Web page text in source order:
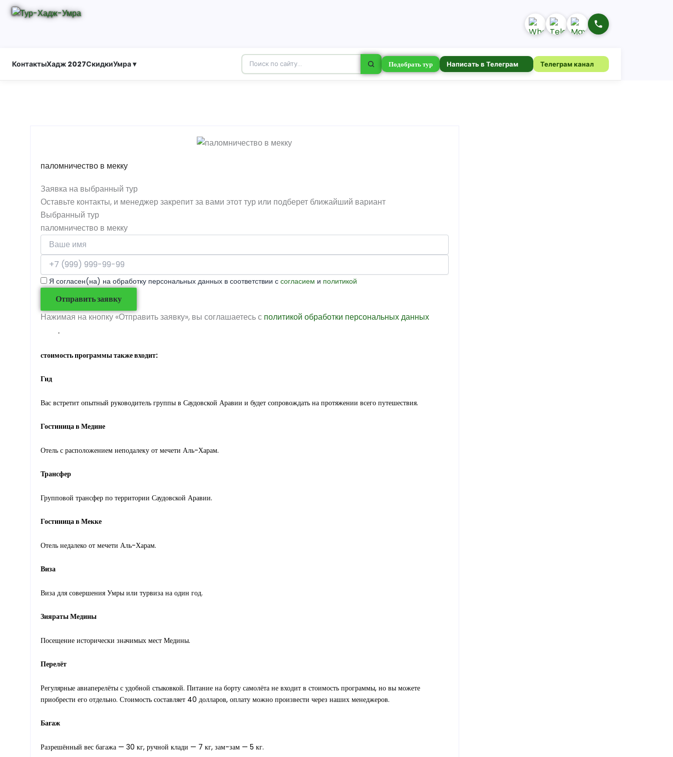
КонтактыХадж 2027СкидкиУмра ▾ Подобрать тур Написать в Телеграм Телеграм канал
паломничество в мекку
Заявка на выбранный тур
Оставьте контакты, и менеджер закрепит за вами этот тур или подберет ближайший вариант
Выбранный тур
паломничество в мекку
Я согласен(на) на обработку персональных данных в соответствии с согласием и политикой
Отправить заявку
Нажимая на кнопку «Отправить заявку», вы соглашаетесь с политикой обработки персональных данных
стоимость программы также входит:
Гид
Вас встретит опытный руководитель группы в Саудовской Аравии и будет сопровождать на протяжении всего путешествия.
Гостиница в Медине
Отель с расположением неподалеку от мечети Аль-Харам.
Трансфер
Групповой трансфер по территории Саудовской Аравии.
Гостиница в Мекке
Отель недалеко от мечети Аль-Харам.
Виза
Виза для совершения Умры или турвиза на один год.
Зияраты Медины
Посещение исторически значимых мест Медины.
Перелёт
Регулярные авиаперелёты с удобной стыковкой. Питание на борту самолёта не входит в стоимость программы, но вы можете
приобрести его отдельно. Стоимость составляет 40 долларов, оплату можно произвести через наших менеджеров.
Багаж
Разрешённый вес багажа — 30 кг, ручной клади — 7 кг, зам-зам — 5 кг.